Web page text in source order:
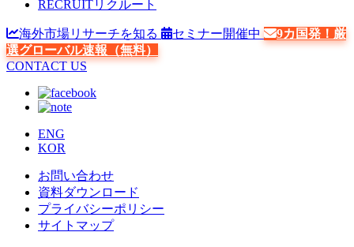
RECRUITリクルート
海外市場リサーチを知る セミナー開催中
9カ国発！厳
選グローバル速報（無料）
CONTACT US
ENG
KOR
お問い合わせ
資料ダウンロード
プライバシーポリシー
サイトマップ